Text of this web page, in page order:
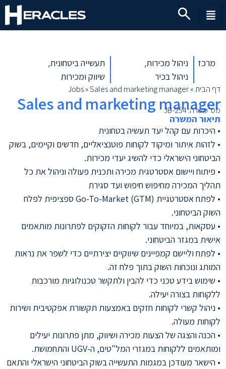
מרכז ניהול מכירות,
ניהול בכיר
תעשייה ביטחונית,
שיווק ומכירות
דף הבית»
Jobs»Sales and marketing manager
Sales and marketing manager
מס' משרה: JB-254
תיאור המשרה
• היכרות עם קהל יעד תעשיה בטחונית
• לזהות איתור ומיקוד לקוחות פוטנציאליים, חדשים וקיימים, בשוק
הביטחוני הישראלי כדי להשיג יעדי מכירות.
• פיתוח ויישום אסטרטגית מכירה ותכנית פעולה וניהול את כל
תהליך המכירה מחיפוש חיפוש ועד סגירת
• לפתח אסטרטגיית Go-To-Market (GTM) ספציפית לפלח
השוק הביטחוני.
• עסקאות, במיוחד עבור לקוחות הזקוקים לפתרונות מותאמים
אישית במגזר הביטחוני.
• לפתח וליישם קמפיינים שיווקיים יצירתיים כדי לשפר את נראות
המותג ונוכחות השוק בתוך פלח זה.
• שימוש בידע טכני כדי להבין ולתקשר טכנולוגיות מורכבות
ללקוחות בצורה יעילה.
• ניהול קשרי לקוחות חזקים באמצעות תקשורת אפקטיבית ושירות
לקוחות מעולה.
• הכנה והצגה של הצעות מכירה ושיווק, מתן פתרונות יעילים
ומותאמים ללקוחות במגזרי המל"טים, ה-UGV והתחמושת.
• הישאר מעודכן במגמות התעשייה בשוק הביטחוני הישראלי והתאם